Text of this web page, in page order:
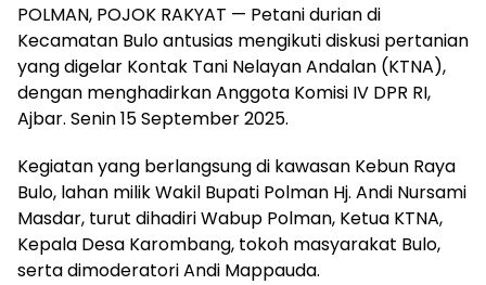
POLMAN, POJOK RAKYAT — Petani durian di
Kecamatan Bulo antusias mengikuti diskusi pertanian
yang digelar Kontak Tani Nelayan Andalan (KTNA),
dengan menghadirkan Anggota Komisi IV DPR RI,
Ajbar. Senin 15 September 2025.
Kegiatan yang berlangsung di kawasan Kebun Raya
Bulo, lahan milik Wakil Bupati Polman Hj. Andi Nursami
Masdar, turut dihadiri Wabup Polman, Ketua KTNA,
Kepala Desa Karombang, tokoh masyarakat Bulo,
serta dimoderatori Andi Mappauda.